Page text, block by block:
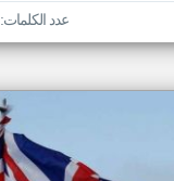
عدد الكلمات: ٤٤٥